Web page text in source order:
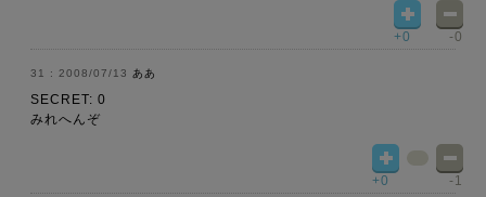
+0 -0
2008/07/13 ああ
SECRET: 0
みれへんぞ
+0 -1